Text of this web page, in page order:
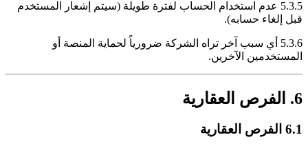
5.3.5 عدم استخدام الحساب لفترة طويلة (سيتم إشعار المستخدم
قبل إلغاء حسابه).
5.3.6 أي سبب آخر تراه الشركة ضرورياً لحماية المنصة أو
المستخدمين الآخرين.
6. الفرص العقارية
6.1 الفرص العقارية